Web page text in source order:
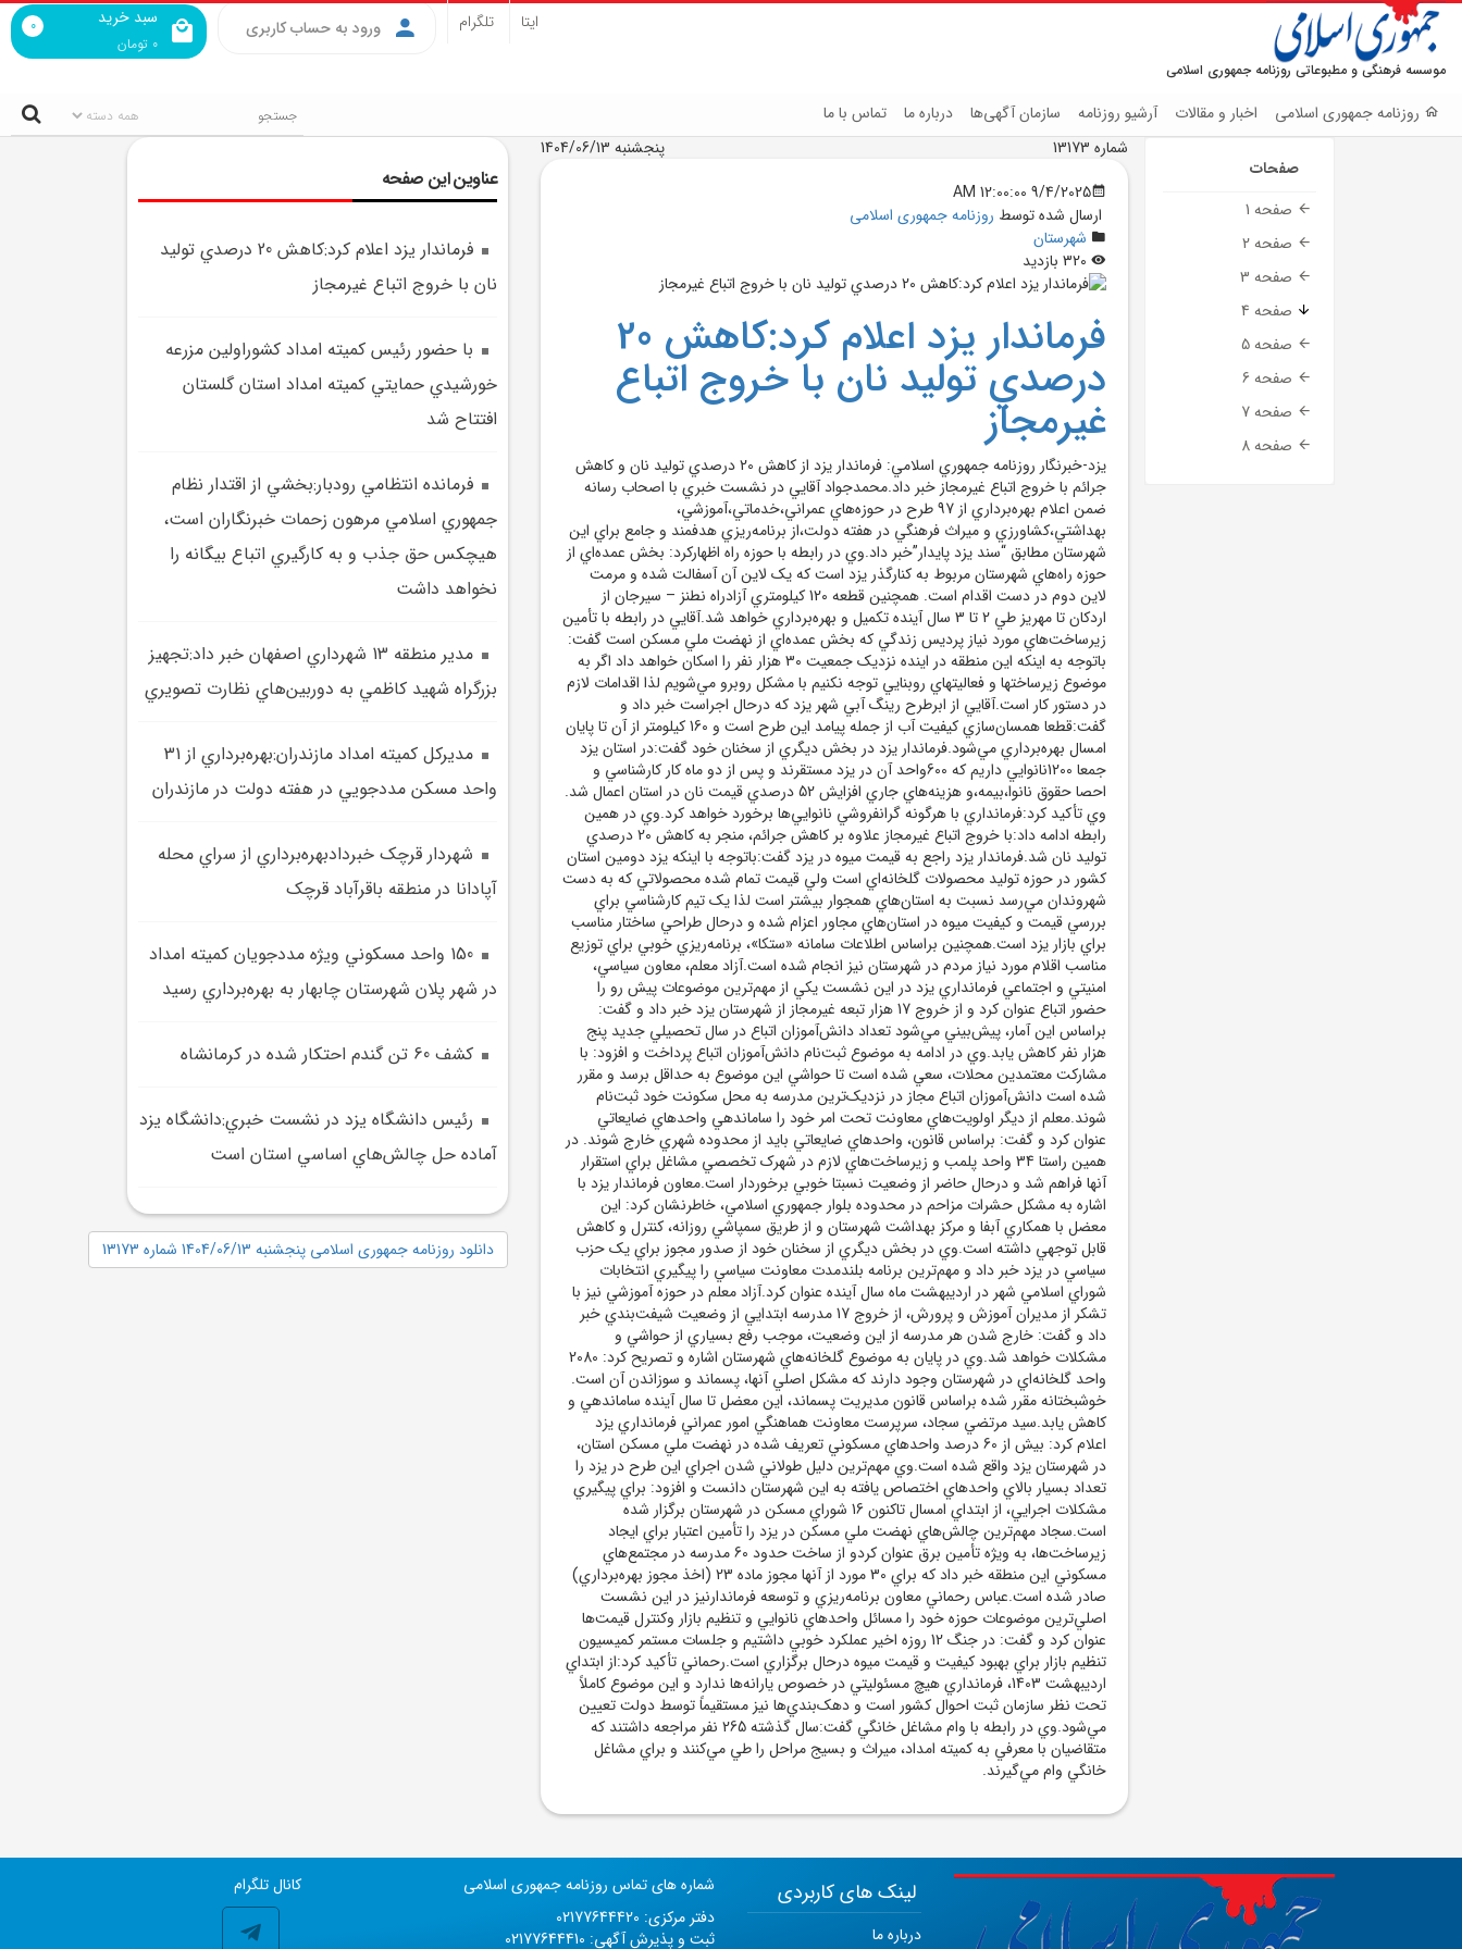
موسسه فرهنگی و مطبوعاتی روزنامه جمهوری اسلامی
سبد خرید
0 تومان
0 ورود به حساب کاربری ایتا تلگرام
روزنامه جمهوری اسلامی اخبار و مقالات آرشیو روزنامه سازمان آگهی‌ها درباره ما تماس با ما
صفحات
صفحه 1
صفحه 2
صفحه 3
صفحه 4
صفحه 5
صفحه 6
صفحه 7
صفحه 8
شماره 13173
پنجشنبه 1404/06/13
9/4/2025 12:00:00 AM
ارسال شده توسط روزنامه جمهوری اسلامی
شهرستان
فرماندار يزد اعلام کرد:کاهش 20
درصدي توليد نان با خروج اتباع
غيرمجاز
يزد-خبرنگار روزنامه جمهوري اسلامي: فرماندار يزد از کاهش 20 درصدي توليد نان و کاهش
جرائم با خروج اتباع غيرمجاز خبر داد.محمدجواد آقايي در نشست خبري با اصحاب رسانه
ضمن اعلام بهره‌برداري از 97 طرح در حوزه‌هاي عمراني،خدماتي،آموزشي،
بهداشتي،کشاورزي و ميراث فرهنگي در هفته دولت،از برنامه‌ريزي هدفمند و جامع براي اين
شهرستان مطابق “سند يزد پايدار”خبر داد.وي در رابطه با حوزه راه اظهارکرد: بخش عمده‌اي از
حوزه راه‌هاي شهرستان مربوط به کنارگذر يزد است که يک لاين آن آسفالت شده و مرمت
لاين دوم در دست اقدام است. همچنين قطعه 120 کيلومتري آزادراه نطنز – سيرجان از
اردکان تا مهريز طي 2 تا 3 سال آينده تکميل و بهره‌برداري خواهد شد.آقايي در رابطه با تأمين
زيرساخت‌هاي مورد نياز پرديس زندگي که بخش عمده‌اي از نهضت ملي مسکن است گفت:
باتوجه به اينکه اين منطقه در اينده نزديک جمعيت 30 هزار نفر را اسکان خواهد داد اگر به
موضوع زيرساختها و فعاليتهاي روبنايي توجه نکنيم با مشکل روبرو مي‌شويم لذا اقدامات لازم
در دستور کار است.آقايي از ابرطرح رينگ آبي شهر يزد که درحال اجراست خبر داد و
گفت:قطعا همسان‌سازي کيفيت آب از جمله پيامد اين طرح است و 160 کيلومتر از آن تا پايان
امسال بهره‌برداري مي‌شود.فرماندار يزد در بخش ديگري از سخنان خود گفت:در استان يزد
جمعا 1200نانوايي داريم که 600واحد آن در يزد مستقرند و پس از دو ماه کار کارشناسي و
احصا حقوق نانوا،بيمه،و هزينه‌هاي جاري افزايش 52 درصدي قيمت نان در استان اعمال شد.
وي تأکيد کرد:فرمانداري با هرگونه گرانفروشي نانوايي‌ها برخورد خواهد کرد.وي در همين
رابطه ادامه داد:با خروج اتباع غيرمجاز علاوه بر کاهش جرائم، منجر به کاهش 20 درصدي
توليد نان شد.فرماندار يزد راجع به قيمت ميوه در يزد گفت:باتوجه با اينکه يزد دومين استان
کشور در حوزه توليد محصولات گلخانه‌اي است ولي قيمت تمام شده محصولاتي که به دست
شهروندان مي‌رسد نسبت به استان‌هاي همجوار بيشتر است لذا يک تيم کارشناسي براي
بررسي قيمت و کيفيت ميوه در استان‌هاي مجاور اعزام شده و درحال طراحي ساختار مناسب
براي بازار يزد است.همچنين براساس اطلاعات سامانه «ستکا»، برنامه‌ريزي خوبي براي توزيع
مناسب اقلام مورد نياز مردم در شهرستان نيز انجام شده است.آزاد معلم، معاون سياسي،
امنيتي و اجتماعي فرمانداري يزد در اين نشست يکي از مهم‌ترين موضوعات پيش رو را
حضور اتباع عنوان کرد و از خروج 17 هزار تبعه غيرمجاز از شهرستان يزد خبر داد و گفت:
براساس اين آمار، پيش‌بيني مي‌شود تعداد دانش‌آموزان اتباع در سال تحصيلي جديد پنج
هزار نفر کاهش يابد.وي در ادامه به موضوع ثبت‌نام دانش‌آموزان اتباع پرداخت و افزود: با
مشارکت معتمدين محلات، سعي شده است تا حواشي اين موضوع به حداقل برسد و مقرر
شده است دانش‌آموزان اتباع مجاز در نزديک‌ترين مدرسه به محل سکونت خود ثبت‌نام
شوند.معلم از ديگر اولويت‌هاي معاونت تحت امر خود را ساماندهي واحدهاي ضايعاتي
عنوان کرد و گفت: براساس قانون، واحدهاي ضايعاتي بايد از محدوده شهري خارج شوند. در
همين راستا 34 واحد پلمب و زيرساخت‌هاي لازم در شهرک تخصصي مشاغل براي استقرار
آنها فراهم شد و درحال حاضر از وضعيت نسبتا خوبي برخوردار است.معاون فرماندار يزد با
اشاره به مشکل حشرات مزاحم در محدوده بلوار جمهوري اسلامي، خاطرنشان کرد: اين
معضل با همکاري آبفا و مرکز بهداشت شهرستان و از طريق سمپاشي روزانه، کنترل و کاهش
قابل توجهي داشته است.وي در بخش ديگري از سخنان خود از صدور مجوز براي يک حزب
سياسي در يزد خبر داد و مهم‌ترين برنامه بلندمدت معاونت سياسي را پيگيري انتخابات
شوراي اسلامي شهر در ارديبهشت ماه سال آينده عنوان کرد.آزاد معلم در حوزه آموزشي نيز با
تشکر از مديران آموزش و پرورش، از خروج 17 مدرسه ابتدايي از وضعيت شيفت‌بندي خبر
داد و گفت: خارج شدن هر مدرسه از اين وضعيت، موجب رفع بسياري از حواشي و
مشکلات خواهد شد.وي در پايان به موضوع گلخانه‌هاي شهرستان اشاره و تصريح کرد: 2080
واحد گلخانه‌اي در شهرستان وجود دارند که مشکل اصلي آنها، پسماند و سوزاندن آن است.
خوشبختانه مقرر شده براساس قانون مديريت پسماند، اين معضل تا سال آينده ساماندهي و
کاهش يابد.سيد مرتضي سجاد، سرپرست معاونت هماهنگي امور عمراني فرمانداري يزد
اعلام کرد: بيش از 60 درصد واحدهاي مسکوني تعريف شده در نهضت ملي مسکن استان،
در شهرستان يزد واقع شده است.وي مهم‌ترين دليل طولاني شدن اجراي اين طرح در يزد را
تعداد بسيار بالاي واحدهاي اختصاص يافته به اين شهرستان دانست و افزود: براي پيگيري
مشکلات اجرايي، از ابتداي امسال تاکنون 16 شوراي مسکن در شهرستان برگزار شده
است.سجاد مهم‌ترين چالش‌هاي نهضت ملي مسکن در يزد را تأمين اعتبار براي ايجاد
زيرساخت‌ها، به ويژه تأمين برق عنوان کردو از ساخت حدود 60 مدرسه در مجتمع‌هاي
مسکوني اين منطقه خبر داد که براي 30 مورد از آنها مجوز ماده 23 (اخذ مجوز بهره‌برداري)
صادر شده است.عباس رحماني معاون برنامه‌ريزي و توسعه فرماندارنيز در اين نشست
اصلي‌ترين موضوعات حوزه خود را مسائل واحدهاي نانوايي و تنظيم بازار وکنترل قيمت‌ها
عنوان کرد و گفت: در جنگ 12 روزه اخير عملکرد خوبي داشتيم و جلسات مستمر کميسيون
تنظيم بازار براي بهبود کيفيت و قيمت ميوه درحال برگزاري است.رحماني تأکيد کرد:از ابتداي
ارديبهشت 1403، فرمانداري هيچ مسئوليتي در خصوص يارانه‌ها ندارد و اين موضوع کاملاً
تحت نظر سازمان ثبت احوال کشور است و دهک‌بندي‌ها نيز مستقيماً توسط دولت تعيين
مي‌شود.وي در رابطه با وام مشاغل خانگي گفت:سال گذشته 265 نفر مراجعه داشتند که
متقاضيان با معرفي به کميته امداد، ميراث و بسيج مراحل را طي مي‌کنند و براي مشاغل
خانگي وام مي‌گيرند.
عناوین این صفحه
فرماندار يزد اعلام کرد:کاهش 20 درصدي توليد
نان با خروج اتباع غيرمجاز
با حضور رئيس کميته امداد کشوراولين مزرعه
خورشيدي حمايتي کميته امداد استان گلستان
افتتاح شد
فرمانده انتظامي رودبار:بخشي از اقتدار نظام
جمهوري اسلامي مرهون زحمات خبرنگاران است،
هيچکس حق جذب و به کارگيري اتباع بيگانه را
نخواهد داشت
مدير منطقه 13 شهرداري اصفهان خبر داد:تجهيز
بزرگراه شهيد کاظمي به دوربين‌هاي نظارت تصويري
مديرکل کميته امداد مازندران:بهره‌برداري از 31
واحد مسکن مددجويي در هفته دولت در مازندران
شهردار قرچک خبردادبهره‌برداري از سراي محله
آپادانا در منطقه باقرآباد قرچک
150 واحد مسکوني ويژه مددجويان کميته امداد
در شهر پلان شهرستان چابهار به بهره‌برداري رسيد
کشف 60 تن گندم احتکار شده در کرمانشاه
رئيس دانشگاه يزد در نشست خبري:دانشگاه يزد
آماده حل چالش‌هاي اساسي استان است
دانلود روزنامه جمهوری اسلامی پنجشنبه 1404/06/13 شماره 13173
کانال تلگرام
شماره های تماس روزنامه جمهوری اسلامی
دفتر مرکزی: 02177644420
ثبت و پذیرش آگهی: 02177644410
لینک های کاربردی
درباره ما